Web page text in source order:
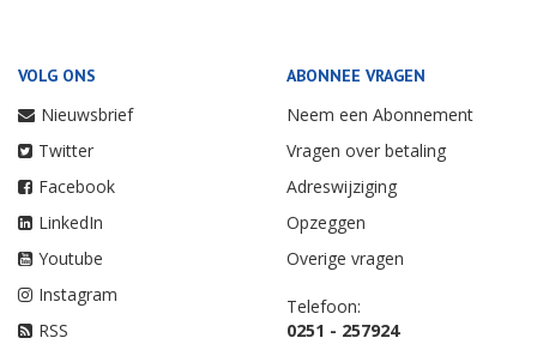
VOLG ONS
Nieuwsbrief
Twitter
Facebook
LinkedIn
Youtube
Instagram
RSS
ABONNEE VRAGEN
Neem een Abonnement
Vragen over betaling
Adreswijziging
Opzeggen
Overige vragen
Telefoon:
0251 - 257924